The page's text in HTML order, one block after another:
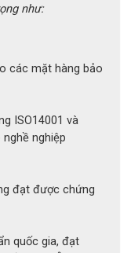
(Aluminized
(Pants)
như:
các mặt hàng bảo
ISO14001 và
nghiệp
đạt được chứng
quốc gia, đạt